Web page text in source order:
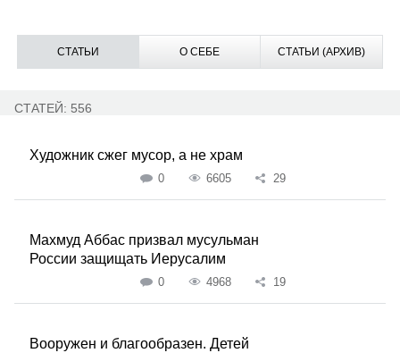
СТАТЬИ О СЕБЕ СТАТЬИ (АРХИВ)
СТАТЕЙ: 556
Художник сжег мусор, а не храм
0 6605 29
Махмуд Аббас призвал мусульман
России защищать Иерусалим
0 4968 19
Вооружен и благообразен. Детей